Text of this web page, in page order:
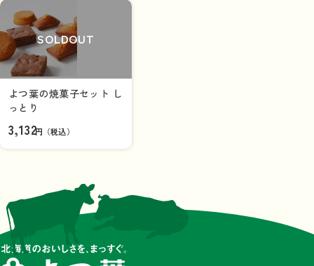
SOLDOUT
よつ葉の焼菓子セット し
っとり
3,132円（税込）